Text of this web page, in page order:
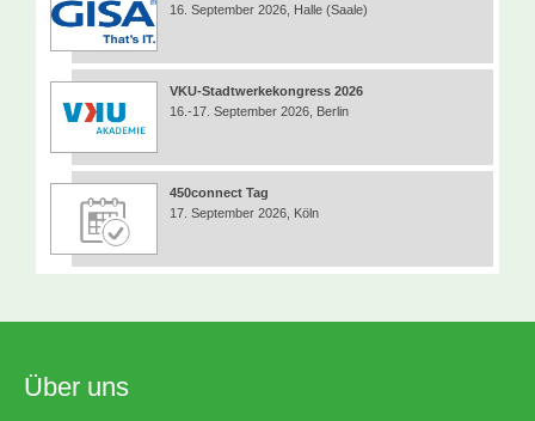
16. September 2026, Halle (Saale)
VKU-Stadtwerkekongress 2026
16.-17. September 2026, Berlin
450connect Tag
17. September 2026, Köln
Über uns